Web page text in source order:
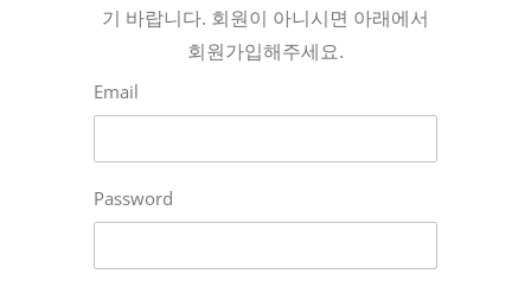
기 바랍니다. 회원이 아니시면 아래에서
회원가입해주세요.
Email
Password